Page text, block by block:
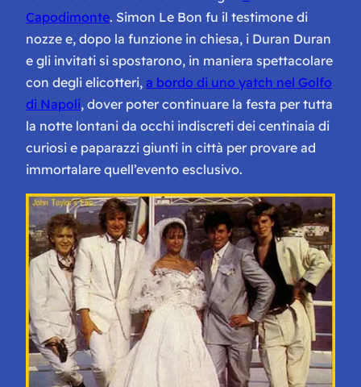
Capodimonte. Simon Le Bon fu il testimone di
nozze e, dopo la funzione in chiesa, i Duran Duran
e gli invitati si spostarono, in maniera spettacolare
con degli elicotteri, a bordo di uno yatch nel Golfo
di Napoli, dover poter continuare la festa per tutta
la notte lontani da occhi indiscreti dei centinaia di
curiosi e paparazzi giunti in città per provare ad
immortalare quell’evento esclusivo.